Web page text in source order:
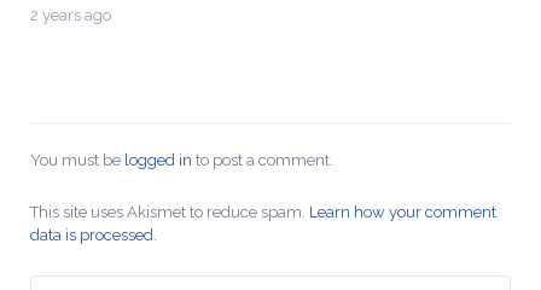
2 years ago
You must be logged in to post a comment.
This site uses Akismet to reduce spam. Learn how your comment
data is processed.